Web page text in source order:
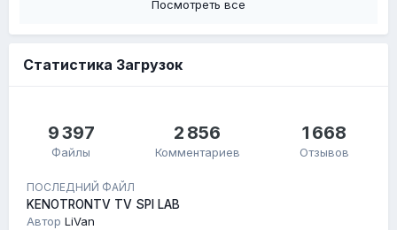
Посмотреть все
Статистика Загрузок
9 397
Файлы
2 856
Комментариев
1 668
Отзывов
ПОСЛЕДНИЙ ФАЙЛ
KENOTRONTV TV SPI LAB
Автор LiVan